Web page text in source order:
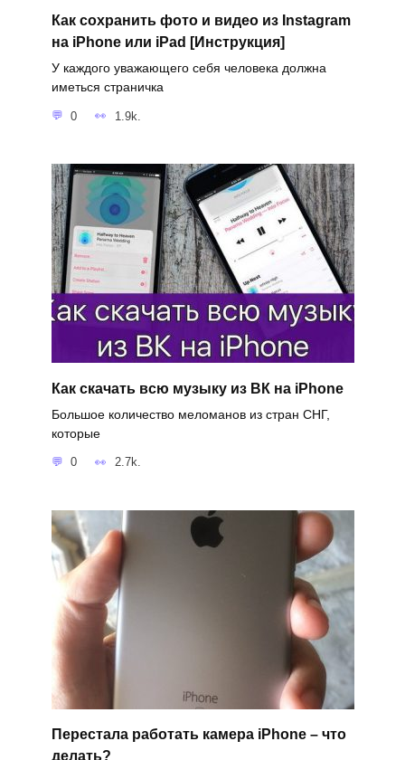
Как сохранить фото и видео из Instagram
на iPhone или iPad [Инструкция]
У каждого уважающего себя человека должна
иметься страничка
0 1.9k.
Как скачать всю музыку из ВК на iPhone
Большое количество меломанов из стран СНГ,
которые
0 2.7k.
Перестала работать камера iPhone – что
делать?